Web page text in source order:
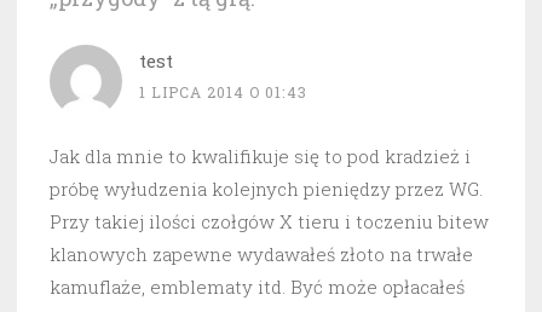
test
1 LIPCA 2014 O 01:43
Jak dla mnie to kwalifikuje się to pod kradzież i
próbę wyłudzenia kolejnych pieniędzy przez WG.
Przy takiej ilości czołgów X tieru i toczeniu bitew
klanowych zapewne wydawałeś złoto na trwałe
kamuflaże, emblematy itd. Być może opłacałeś